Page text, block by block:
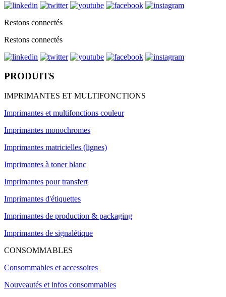
Restons connectés
Restons connectés
PRODUITS
IMPRIMANTES ET MULTIFONCTIONS
Imprimantes et multifonctions couleur
Imprimantes monochromes
Imprimantes matricielles (lignes)
Imprimantes à toner blanc
Imprimantes pour transfert
Imprimantes d'étiquettes
Imprimantes de production & packaging
Imprimantes de signalétique
CONSOMMABLES
Consommables et accessoires
Nouveautés et infos consommables